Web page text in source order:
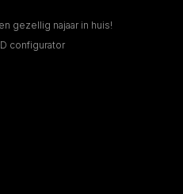
gezellig najaar in huis!
configurator